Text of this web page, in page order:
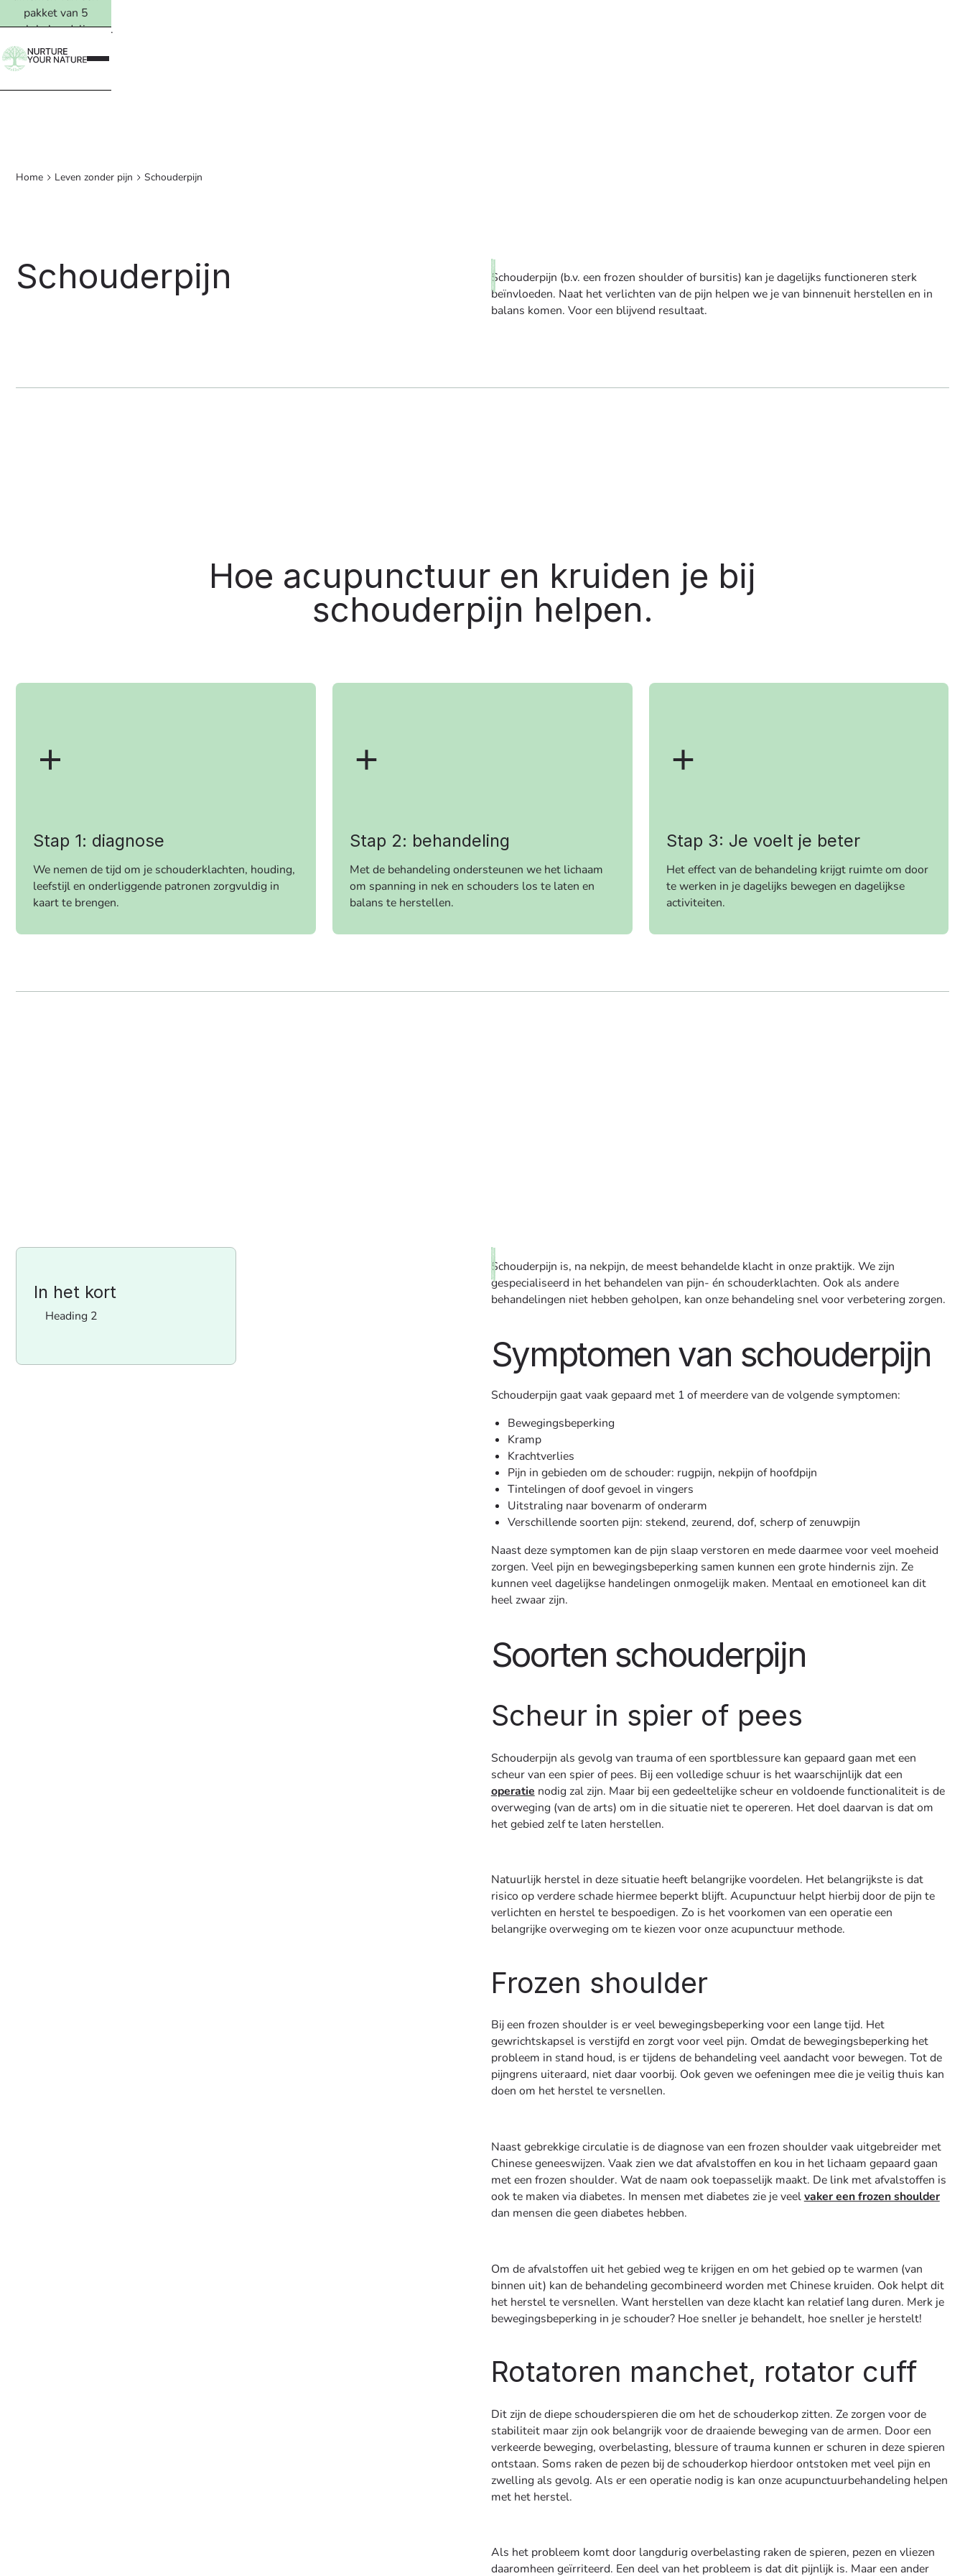
pakket van 5
Lees meer →
Home Leven zonder pijn Schouderpijn
Schouderpijn
Schouderpijn (b.v. een frozen shoulder of bursitis) kan je dagelijks functioneren sterk
beïnvloeden. Naat het verlichten van de pijn helpen we je van binnenuit herstellen en in
balans komen. Voor een blijvend resultaat.
Hoe acupunctuur en kruiden je bij
schouderpijn helpen.
Stap 1: diagnose
We nemen de tijd om je schouderklachten, houding,
leefstijl en onderliggende patronen zorgvuldig in
kaart te brengen.
Stap 2: behandeling
Met de behandeling ondersteunen we het lichaam
om spanning in nek en schouders los te laten en
balans te herstellen.
Stap 3: Je voelt je beter
Het effect van de behandeling krijgt ruimte om door
te werken in je dagelijks bewegen en dagelijkse
activiteiten.
In het kort
Heading 2
Schouderpijn is, na nekpijn, de meest behandelde klacht in onze praktijk. We zijn
gespecialiseerd in het behandelen van pijn- én schouderklachten. Ook als andere
behandelingen niet hebben geholpen, kan onze behandeling snel voor verbetering zorgen.
Symptomen van schouderpijn
Schouderpijn gaat vaak gepaard met 1 of meerdere van de volgende symptomen:
Bewegingsbeperking
Kramp
Krachtverlies
Pijn in gebieden om de schouder: rugpijn, nekpijn of hoofdpijn
Tintelingen of doof gevoel in vingers
Uitstraling naar bovenarm of onderarm
Verschillende soorten pijn: stekend, zeurend, dof, scherp of zenuwpijn
Naast deze symptomen kan de pijn slaap verstoren en mede daarmee voor veel moeheid
zorgen. Veel pijn en bewegingsbeperking samen kunnen een grote hindernis zijn. Ze
kunnen veel dagelijkse handelingen onmogelijk maken. Mentaal en emotioneel kan dit
heel zwaar zijn.
Soorten schouderpijn
Scheur in spier of pees
Schouderpijn als gevolg van trauma of een sportblessure kan gepaard gaan met een
scheur van een spier of pees. Bij een volledige schuur is het waarschijnlijk dat een
operatie nodig zal zijn. Maar bij een gedeeltelijke scheur en voldoende functionaliteit is de
overweging (van de arts) om in die situatie niet te opereren. Het doel daarvan is dat om
het gebied zelf te laten herstellen.
Natuurlijk herstel in deze situatie heeft belangrijke voordelen. Het belangrijkste is dat
risico op verdere schade hiermee beperkt blijft. Acupunctuur helpt hierbij door de pijn te
verlichten en herstel te bespoedigen. Zo is het voorkomen van een operatie een
belangrijke overweging om te kiezen voor onze acupunctuur methode.
Frozen shoulder
Bij een frozen shoulder is er veel bewegingsbeperking voor een lange tijd. Het
gewrichtskapsel is verstijfd en zorgt voor veel pijn. Omdat de bewegingsbeperking het
probleem in stand houd, is er tijdens de behandeling veel aandacht voor bewegen. Tot de
pijngrens uiteraard, niet daar voorbij. Ook geven we oefeningen mee die je veilig thuis kan
doen om het herstel te versnellen.
Naast gebrekkige circulatie is de diagnose van een frozen shoulder vaak uitgebreider met
Chinese geneeswijzen. Vaak zien we dat afvalstoffen en kou in het lichaam gepaard gaan
met een frozen shoulder. Wat de naam ook toepasselijk maakt. De link met afvalstoffen is
ook te maken via diabetes. In mensen met diabetes zie je veelvaker een frozen shoulder
dan mensen die geen diabetes hebben.
Om de afvalstoffen uit het gebied weg te krijgen en om het gebied op te warmen (van
binnen uit) kan de behandeling gecombineerd worden met Chinese kruiden. Ook helpt dit
het herstel te versnellen. Want herstellen van deze klacht kan relatief lang duren. Merk je
bewegingsbeperking in je schouder? Hoe sneller je behandelt, hoe sneller je herstelt!
Rotatoren manchet, rotator cuff
Dit zijn de diepe schouderspieren die om het de schouderkop zitten. Ze zorgen voor de
stabiliteit maar zijn ook belangrijk voor de draaiende beweging van de armen. Door een
verkeerde beweging, overbelasting, blessure of trauma kunnen er schuren in deze spieren
ontstaan. Soms raken de pezen bij de schouderkop hierdoor ontstoken met veel pijn en
zwelling als gevolg. Als er een operatie nodig is kan onze acupunctuurbehandeling helpen
met het herstel.
Als het probleem komt door langdurig overbelasting raken de spieren, pezen en vliezen
daaromheen geïrriteerd. Een deel van het probleem is dat dit pijnlijk is. Maar een ander